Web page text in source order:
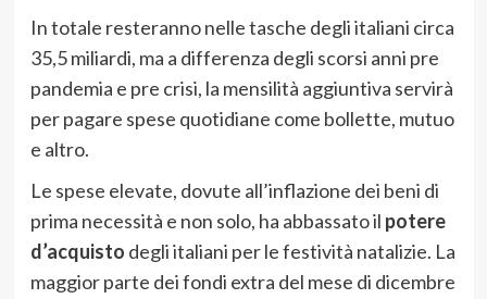
In totale resteranno nelle tasche degli italiani circa
35,5 miliardi, ma a differenza degli scorsi anni pre
pandemia e pre crisi, la mensilità aggiuntiva servirà
per pagare spese quotidiane come bollette, mutuo
e altro.
Le spese elevate, dovute all’inflazione dei beni di
prima necessità e non solo, ha abbassato il potere
d’acquisto degli italiani per le festività natalizie. La
maggior parte dei fondi extra del mese di dicembre